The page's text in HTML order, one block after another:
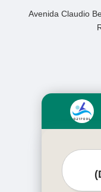
Avenida Claudio